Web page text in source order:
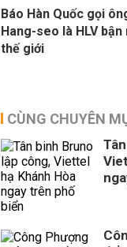
Báo Hàn Quốc gọi
Hang-seo là HLV bận
thế giới
CÙNG CHUYÊN